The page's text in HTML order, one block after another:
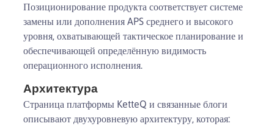
Позиционирование продукта соответствует системе
замены или дополнения APS среднего и высокого
уровня, охватывающей тактическое планирование и
обеспечивающей определённую видимость
операционного исполнения.
Архитектура
Страница платформы KetteQ и связанные блоги
описывают двухуровневую архитектуру, которая: